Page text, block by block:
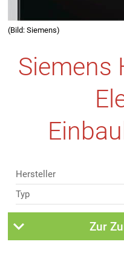
(Bild: Siemens)
Siemens
Hersteller
Typ
Zur